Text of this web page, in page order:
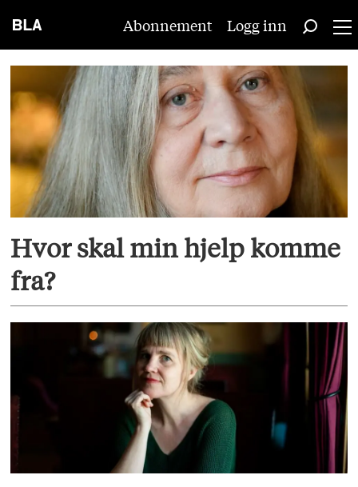
Abonnement Logg inn
Tag:
kristendom
Hvor skal min hjelp komme
fra?